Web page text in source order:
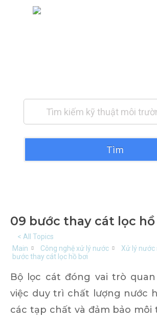
Tìm
09 bước thay cát lọc
< All Topics
Main
Công nghệ xử lý nước Xử lý nước
bước thay cát lọc hồ bơi
Bộ lọc cát đóng vai trò
việc duy trì chất lượng nước
các tạp chất và đảm bảo môi